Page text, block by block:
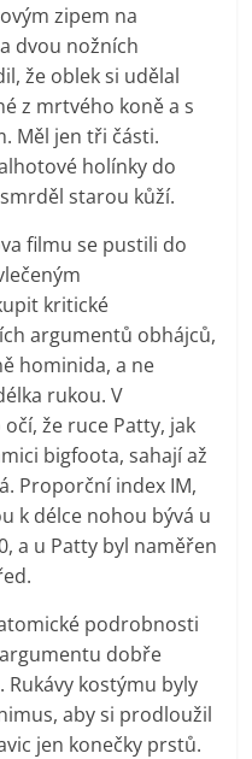
zipem na
dvou nožních
že oblek si udělal
z mrtvého koně a s
Měl jen tři části.
holínky do
starou kůží.
filmu se pustili do
kritické
argumentů obhájců,
hominida, a ne
rukou. V
že ruce Patty, jak
bigfoota, sahají až
Proporční index IM,
k délce nohou bývá u
a u Patty byl naměřen
podrobnosti
dobře
Rukávy kostýmu byly
aby si prodloužil
jen konečky prstů.